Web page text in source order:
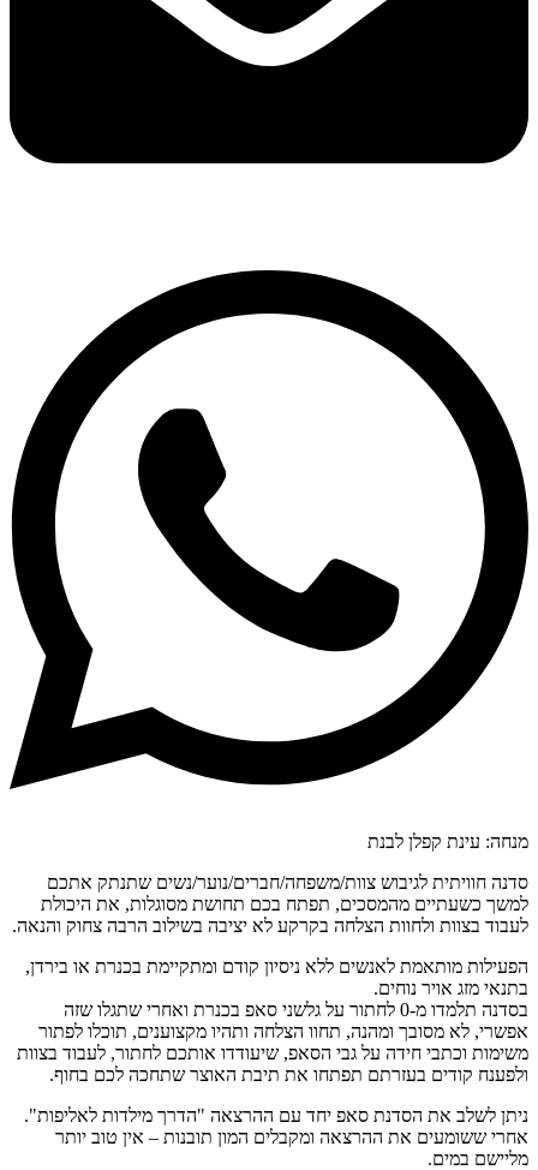
מנחה: עינת קפלן לבנת
סדנה חוויתית לגיבוש צוות/משפחה/חברים/נוער/נשים שתנתק אתכם
למשך כשעתיים מהמסכים, תפתח בכם תחושת מסוגלות, את היכולת
לעבוד בצוות ולחוות הצלחה בקרקע לא יציבה בשילוב הרבה צחוק והנאה.
הפעילות מותאמת לאנשים ללא ניסיון קודם ומתקיימת בכנרת או בירדן,
בתנאי מזג אויר נוחים.
בסדנה תלמדו מ-0 לחתור על גלשני סאפ בכנרת ואחרי שתגלו שזה
אפשרי, לא מסובך ומהנה, תחוו הצלחה ותהיו מקצוענים, תוכלו לפתור
משימות וכתבי חידה על גבי הסאפ, שיעודדו אותכם לחתור, לעבוד בצוות
ולפענח קודים בעזרתם תפתחו את תיבת האוצר שתחכה לכם בחוף.
ניתן לשלב את הסדנת סאפ יחד עם ההרצאה "הדרך מילדות לאליפות".
אחרי ששומעים את ההרצאה ומקבלים המון תובנות – אין טוב יותר
מליישם במים.